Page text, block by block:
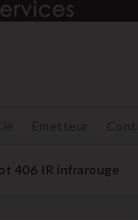
Emetteur
406 IR infrarouge